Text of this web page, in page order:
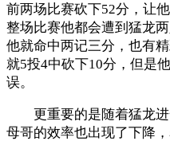
前两场比赛砍下52分，让
整场比赛他都会遭到猛龙
他就命中两记三分，也有
就5投4中砍下10分，但是
误。
更重要的是随着猛龙进
母哥的效率也出现了下降